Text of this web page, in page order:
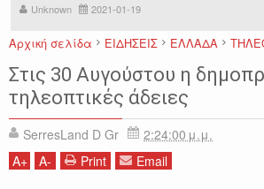
Unknown 2021-01-19
Αρχική σελίδα ΕΙΔΗΣΕΙΣ ΕΛΛΑΔΑ
Στις 30 Αυγούστου η
τηλεοπτικές άδειες
SerresLand D Gr
2:24:00 μ.μ.
A+ A- Print Email